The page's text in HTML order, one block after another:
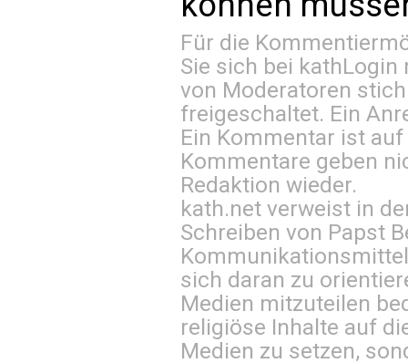
Für die
Sie sich bei kathLogin
von Moderatoren
freigeschaltet. Ein
Ein Kommentar ist
Kommentare geben
Redaktion wieder.
kath.net verweist in
Schreiben von Papst
sich daran zu
Medien mitzuteilen
religiöse Inhalte auf
Medien zu setzen,